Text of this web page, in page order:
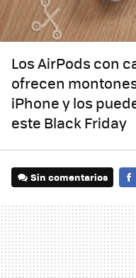
Los AirPods con
ofrecen
iPhone y los
este Black Friday
Sin comentarios